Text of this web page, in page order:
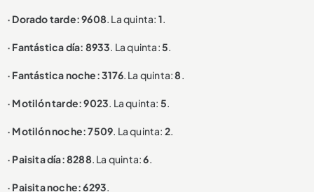
· Dorado tarde: 9608. La quinta: 1.
· Fantástica día: 8933. La quinta:5.
· Fantástica noche: 3176. La quinta:8.
· Motilón tarde: 9023. La quinta: 5.
· Motilón noche: 7509. La quinta: 2.
· Paisita día: 8288. La quinta:6.
· Paisita noche: 6293.